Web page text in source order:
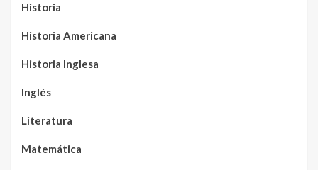
Historia
Historia Americana
Historia Inglesa
Inglés
Literatura
Matemática